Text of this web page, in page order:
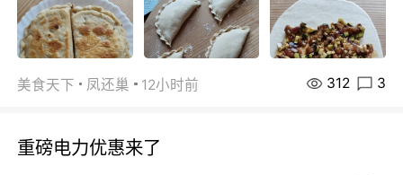
美食天下 凤还巢 12小时前 312 3
重磅电力优惠来了